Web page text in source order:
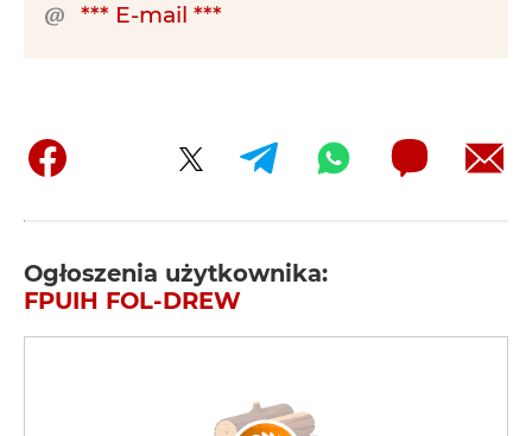
*** E-mail ***
Ogłoszenia użytkownika:
FPUIH FOL-DREW